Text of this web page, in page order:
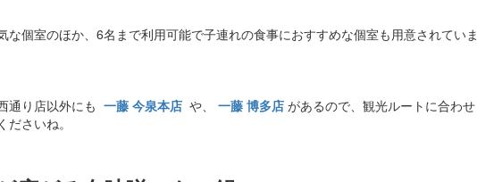
な個室のほか、6名まで利用可能で子連れの食事におすすめな個室も用意されていま
通り店以外にも 一藤 今泉本店 や、 一藤 博多店 があるので、観光ルートに合わせ
さいね。